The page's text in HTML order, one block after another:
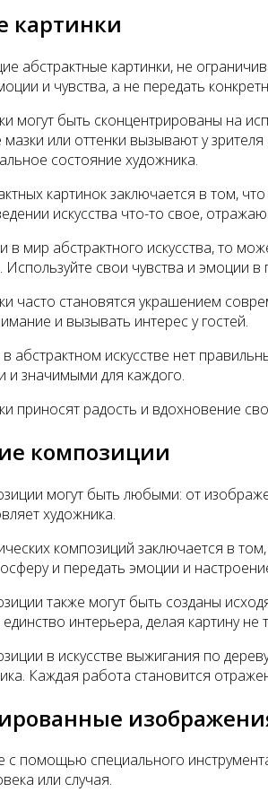
картинки
абстрактные картинки, не
и чувства, а не передать
могут быть сконцентрированы на
мазки или оттенки вызывают у
состояние художника.
картинок заключается в том,
искусства что-то свое,
в мир абстрактного искусства, то
свои чувства и эмоции в
часто становятся украшением
и вызывать интерес у гостей.
абстрактном искусстве нет
и значимыми для каждого.
приносят радость и вдохновение
композиции
могут быть любыми: от
художника.
композиций заключается в
и передать эмоции и
также могут быть созданы
интерьера, делая картину
в искусстве выжигания по
Каждая работа становится
помощью специального
или случая.